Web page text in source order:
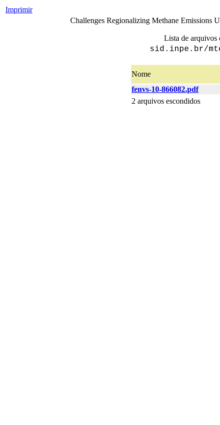
Imprimir
Challenges Regionalizing Methane Emissions
Lista de arquivos
sid.inpe.br/
Nome
fenvs-10-866082.pdf
2 arquivos escondidos